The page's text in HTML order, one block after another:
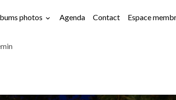
photos Agenda Contact Espace